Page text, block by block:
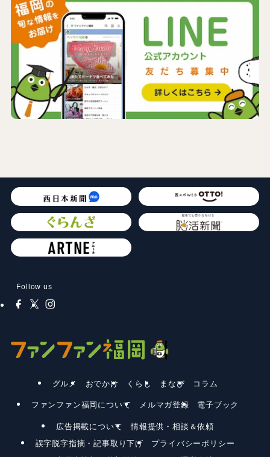
Follow us
グルメ おでかけ くらし まなび コラム
ファンファン福岡について メルマガ登録 電子ブック
広告掲載について
情報提供・相談＆依頼
誤字脱字指摘・記事取り下げ
プライバシーポリシー